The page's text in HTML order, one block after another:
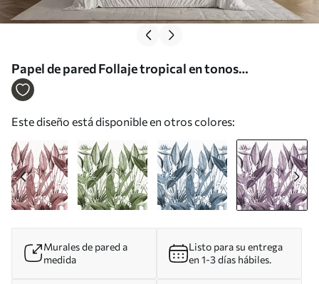
Papel de pared Follaje tropical en tonos
monocromos Nr. u96833v5
Este diseño está disponible en otros colores:
Murales de pared a
medida
Listo para su entrega
en 1-3 días hábiles.